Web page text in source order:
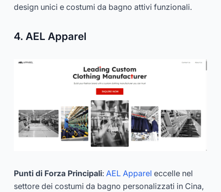
design unici e costumi da bagno attivi funzionali.
4. AEL Apparel
Punti di Forza Principali: AEL Apparel eccelle nel
settore dei costumi da bagno personalizzati in Cina,